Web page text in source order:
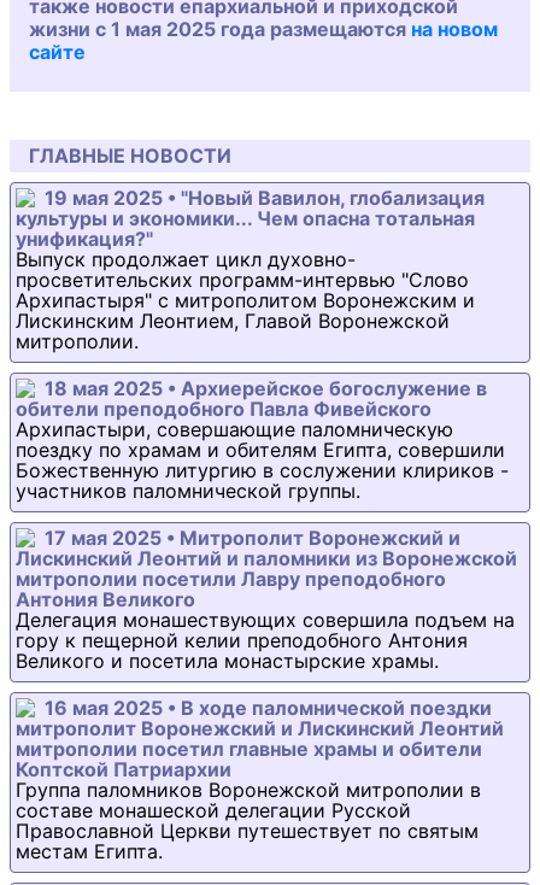
также новости епархиальной и приходской
жизни с 1 мая 2025 года размещаются на новом
сайте
ГЛАВНЫЕ НОВОСТИ
19 мая 2025 • "Новый Вавилон, глобализация
культуры и экономики... Чем опасна тотальная
унификация?"
Выпуск продолжает цикл духовно-
просветительских программ-интервью "Слово
Архипастыря" с митрополитом Воронежским и
Лискинским Леонтием, Главой Воронежской
митрополии.
18 мая 2025 • Архиерейское богослужение в
обители преподобного Павла Фивейского
Архипастыри, совершающие паломническую
поездку по храмам и обителям Египта, совершили
Божественную литургию в сослужении клириков -
участников паломнической группы.
17 мая 2025 • Митрополит Воронежский и
Лискинский Леонтий и паломники из Воронежской
митрополии посетили Лавру преподобного
Антония Великого
Делегация монашествующих совершила подъем на
гору к пещерной келии преподобного Антония
Великого и посетила монастырские храмы.
16 мая 2025 • В ходе паломнической поездки
митрополит Воронежский и Лискинский Леонтий
митрополии посетил главные храмы и обители
Коптской Патриархии
Группа паломников Воронежской митрополии в
составе монашеской делегации Русской
Православной Церкви путешествует по святым
местам Египта.